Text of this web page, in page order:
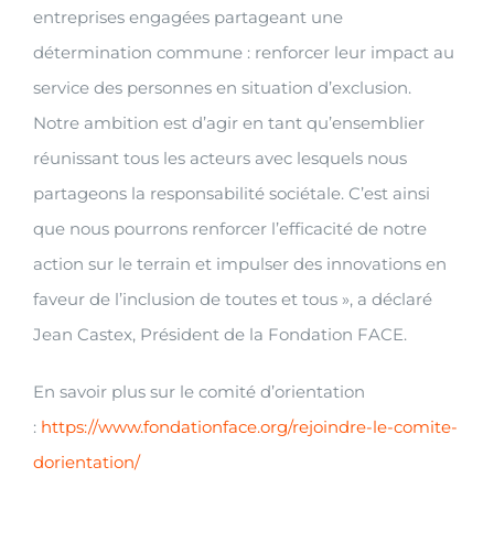
entreprises engagées partageant une
détermination commune : renforcer leur impact au
service des personnes en situation d’exclusion.
Notre ambition est d’agir en tant qu’ensemblier
réunissant tous les acteurs avec lesquels nous
partageons la responsabilité sociétale. C’est ainsi
que nous pourrons renforcer l’efficacité de notre
action sur le terrain et impulser des innovations en
faveur de l’inclusion de toutes et tous », a déclaré
Jean Castex, Président de la Fondation FACE.
En savoir plus sur le comité d’orientation
: https://www.fondationface.org/rejoindre-le-comite-
dorientation/